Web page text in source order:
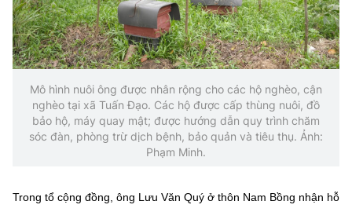
Mô hình nuôi ông được nhân rộng cho các hộ nghèo, cận
nghèo tại xã Tuấn Đạo. Các hộ được cấp thùng nuôi, đồ
bảo hộ, máy quay mật; được hướng dẫn quy trình chăm
sóc đàn, phòng trừ dịch bệnh, bảo quản và tiêu thụ. Ảnh:
Phạm Minh.
Trong tổ cộng đồng, ông Lưu Văn Quý ở thôn Nam Bồng nhận hỗ